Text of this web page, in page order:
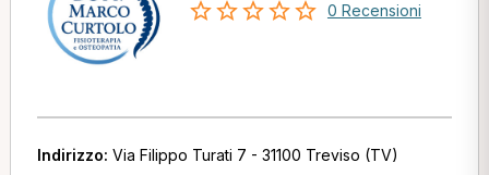
0 Recensioni
Indirizzo: Via Filippo Turati 7 - 31100 Treviso (TV)